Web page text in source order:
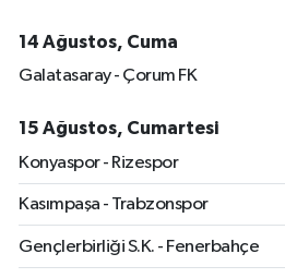
14 Ağustos, Cuma
Galatasaray - Çorum FK
15 Ağustos, Cumartesi
Konyaspor - Rizespor
Kasımpaşa - Trabzonspor
Gençlerbirliği S.K. - Fenerbahçe